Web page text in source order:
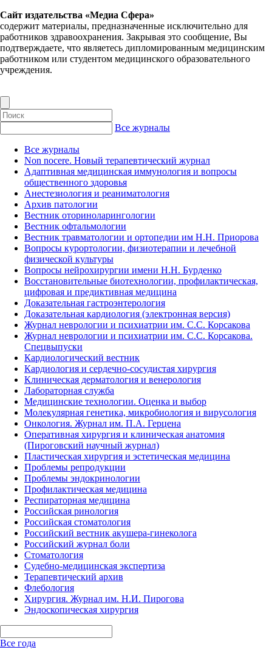
Сайт издательства «Медиа Сфера»
содержит материалы, предназначенные исключительно для
работников здравоохранения. Закрывая это сообщение, Вы
подтверждаете, что являетесь дипломированным медицинским
работником или студентом медицинского образовательного
учреждения.
Все журналы
Все журналы
Non nocere. Новый терапевтический журнал
Адаптивная медицинская иммунология и вопросы
общественного здоровья
Анестезиология и реаниматология
Архив патологии
Вестник оториноларингологии
Вестник офтальмологии
Вестник травматологии и ортопедии им Н.Н. Приорова
Вопросы курортологии, физиотерапии и лечебной
физической культуры
Вопросы нейрохирургии имени Н.Н. Бурденко
Восстановительные биотехнологии, профилактическая,
цифровая и предиктивная медицина
Доказательная гастроэнтерология
Доказательная кардиология (электронная версия)
Журнал неврологии и психиатрии им. С.С. Корсакова
Журнал неврологии и психиатрии им. С.С. Корсакова.
Спецвыпуски
Кардиологический вестник
Кардиология и сердечно-сосудистая хирургия
Клиническая дерматология и венерология
Лабораторная служба
Медицинские технологии. Оценка и выбор
Молекулярная генетика, микробиология и вирусология
Онкология. Журнал им. П.А. Герцена
Оперативная хирургия и клиническая анатомия
(Пироговский научный журнал)
Пластическая хирургия и эстетическая медицина
Проблемы репродукции
Проблемы эндокринологии
Профилактическая медицина
Респираторная медицина
Российская ринология
Российская стоматология
Российский вестник акушера-гинеколога
Российский журнал боли
Стоматология
Судебно-медицинская экспертиза
Терапевтический архив
Флебология
Хирургия. Журнал им. Н.И. Пирогова
Эндоскопическая хирургия
Все года